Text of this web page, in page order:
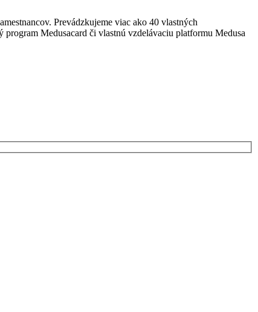
Prevádzkujeme viac ako 40 vlastných
Medusacard či vlastnú vzdelávaciu platformu Medusa